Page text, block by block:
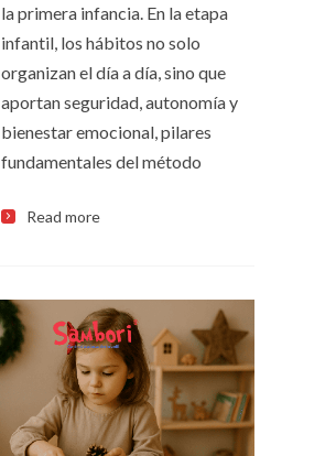
la primera infancia. En la etapa
infantil, los hábitos no solo
organizan el día a día, sino que
aportan seguridad, autonomía y
bienestar emocional, pilares
fundamentales del método
Read more